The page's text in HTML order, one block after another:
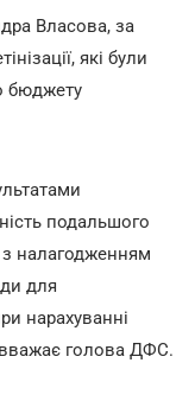
Власова, за
які були
бюджету
подальшого
з налагодженням
для
нарахуванні
вважає голова ДФС.